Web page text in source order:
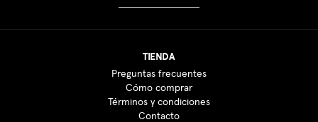
TIENDA
Preguntas frecuentes
Cómo comprar
Términos y condiciones
Contacto